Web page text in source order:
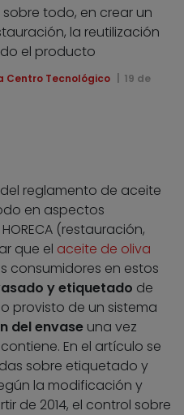
todo, en crear un
la reutilización
el producto
Centro Tecnológico
19 de
reglamento de aceite
en aspectos
(restauración,
que el aceite de oliva
consumidores en estos
y etiquetado de
provisto de un sistema
del envase una vez
En el artículo se
sobre etiquetado y
la modificación y
de 2014, el control sobre